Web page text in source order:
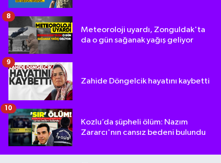
Meteoroloji uyardı, Zonguldak'ta
da o gün sağanak yağış geliyor
8
Zahide Döngelcik hayatını kaybetti
9
Kozlu’da şüpheli ölüm: Nazım
Zararcı'nın cansız bedeni bulundu
10